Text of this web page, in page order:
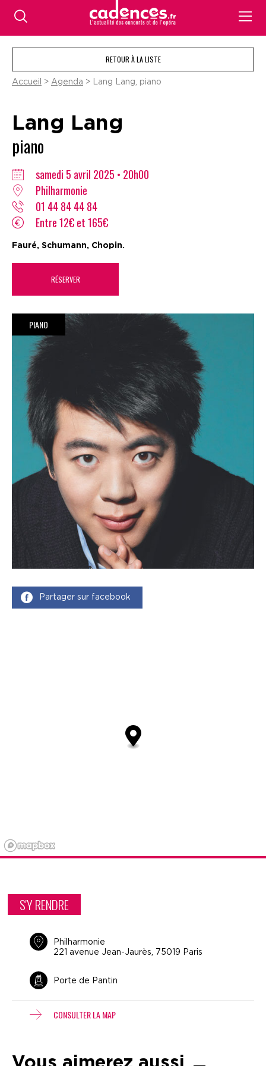
RETOUR À LA LISTE
Accueil > Agenda > Lang Lang, piano
Lang Lang
piano
samedi 5 avril 2025 • 20h00
Philharmonie
01 44 84 44 84
Entre 12€ et 165€
Fauré, Schumann, Chopin.
RÉSERVER
PIANO
Partager sur facebook
S'Y RENDRE
Philharmonie
221 avenue Jean-Jaurès, 75019 Paris
Porte de Pantin
CONSULTER LA MAP